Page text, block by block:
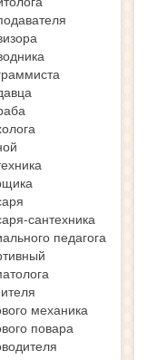
сантехника
педагога
механика
повара